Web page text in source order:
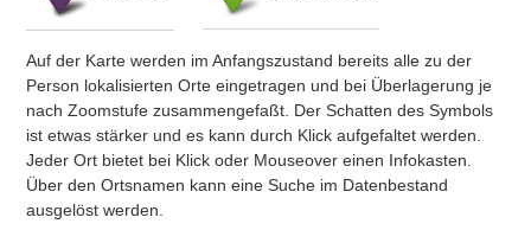
Auf der Karte werden im Anfangszustand bereits alle zu der
Person lokalisierten Orte eingetragen und bei Überlagerung je
nach Zoomstufe zusammengefaßt. Der Schatten des Symbols
ist etwas stärker und es kann durch Klick aufgefaltet werden.
Jeder Ort bietet bei Klick oder Mouseover einen Infokasten.
Über den Ortsnamen kann eine Suche im Datenbestand
ausgelöst werden.